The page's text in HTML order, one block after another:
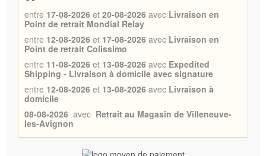
entre 17-08-2026 et 20-08-2026 avec Livraison en
Point de retrait Mondial Relay
entre 12-08-2026 et 17-08-2026 avec Livraison en
Point de retrait Colissimo
entre 11-08-2026 et 13-08-2026 avec Expedited
Shipping - Livraison à domicile avec signature
entre 12-08-2026 et 13-08-2026 avec Livraison à
domicile
08-08-2026 avec Retrait au Magasin de Villeneuve-
les-Avignon